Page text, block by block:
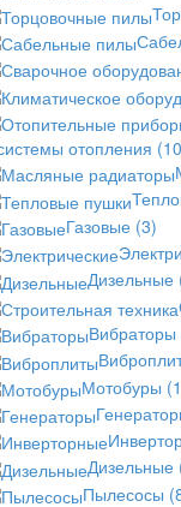
отопления
Газовые (3)
Дизельные
Вибраторы
Мотобуры
Дизельные
Пылесосы